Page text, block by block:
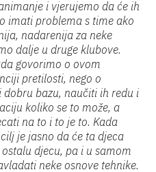
i vjerujemo da će ih
imati problema s time ako
nadarenija za neke
dalje u druge klubove.
govorimo o ovom
pretilosti, nego o
bazu, naučiti ih redu i
koliko se to može, a
na to i to je to. Kada
je jasno da će ta djeca
djecu, pa i u samom
neke osnove tehnike.